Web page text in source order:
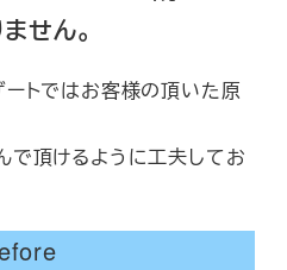
せん。
ートではお客様の頂いた原
で頂けるように工夫してお